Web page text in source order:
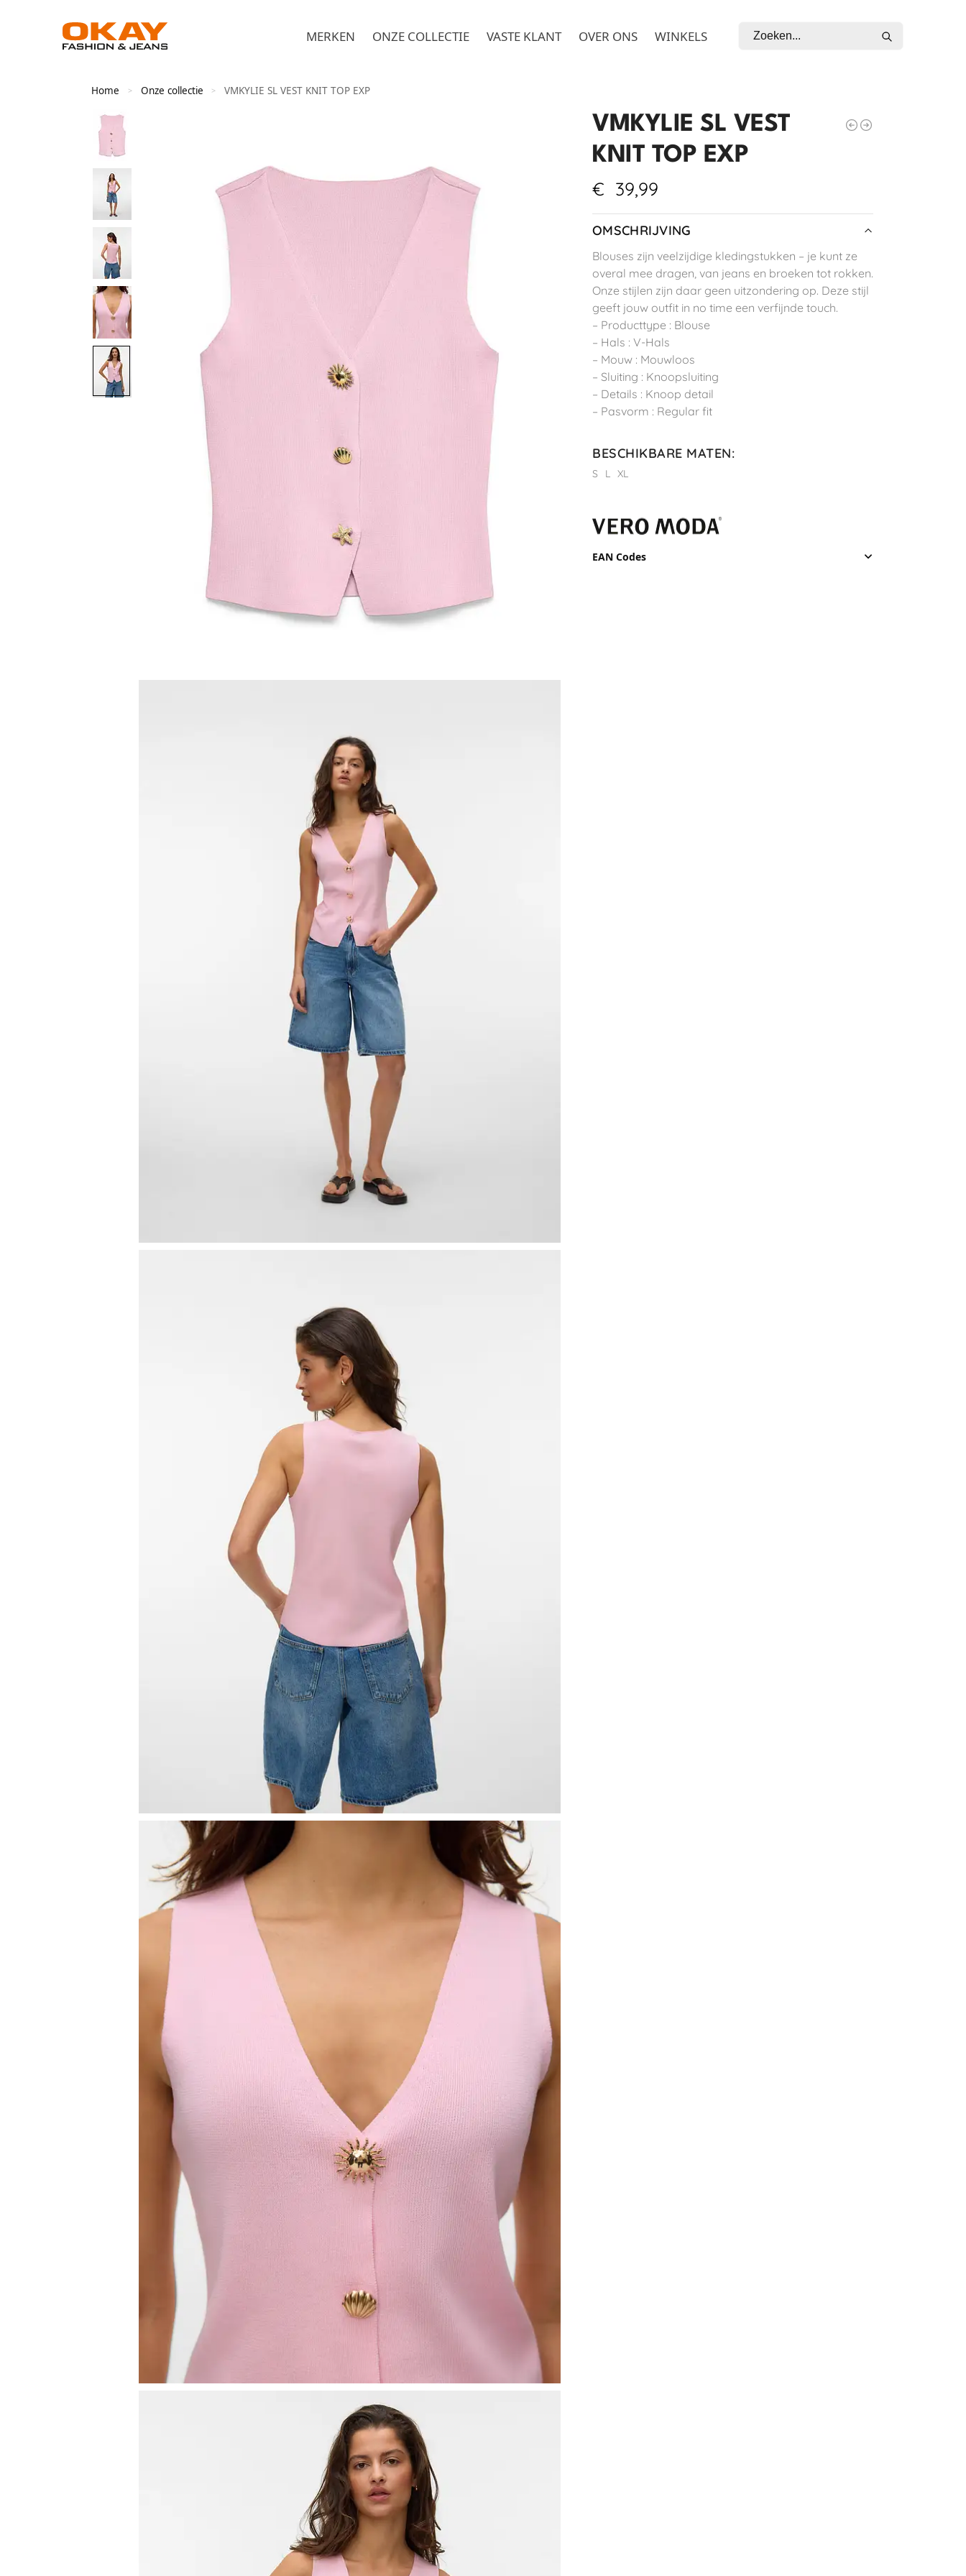
MERKEN ONZE COLLECTIE VASTE KLANT OVER ONS WINKELS
Home > Onze collectie > VMKYLIE SL VEST KNIT TOP EXP
VMKYLIE SL VEST
KNIT TOP EXP
€ 39,99
OMSCHRIJVING
Blouses zijn veelzijdige kledingstukken – je kunt ze
overal mee dragen, van jeans en broeken tot rokken.
Onze stijlen zijn daar geen uitzondering op. Deze stijl
geeft jouw outfit in no time een verfijnde touch.
– Producttype : Blouse
– Hals : V-Hals
– Mouw : Mouwloos
– Sluiting : Knoopsluiting
– Details : Knoop detail
– Pasvorm : Regular fit
BESCHIKBARE MATEN:
S L XL
EAN Codes